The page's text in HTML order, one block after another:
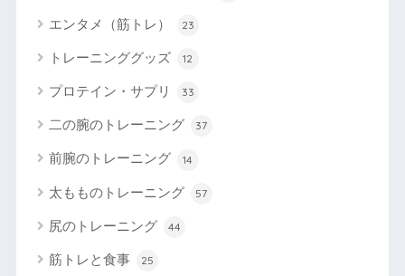
エンタメ（筋トレ） 23
トレーニンググッズ 12
プロテイン・サプリ 33
二の腕のトレーニング 37
前腕のトレーニング 14
太もものトレーニング 57
尻のトレーニング 44
筋トレと食事 25